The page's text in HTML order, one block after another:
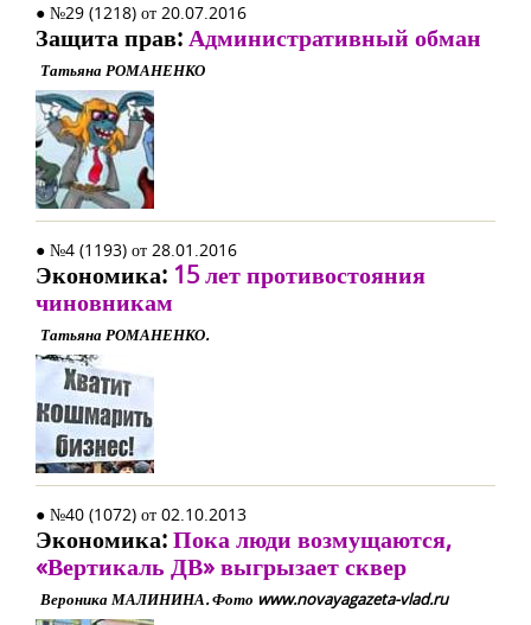
● №29 (1218) от 20.07.2016
Защита прав:Административный обман
Татьяна РОМАНЕНКО
● №4 (1193) от 28.01.2016
Экономика: 15 лет противостояния
чиновникам
Татьяна РОМАНЕНКО.
● №40 (1072) от 02.10.2013
Экономика:Пока люди возмущаются,
«Вертикаль ДВ» выгрызает сквер
Вероника МАЛИНИНА. Фото www.novayagazeta-vlad.ru